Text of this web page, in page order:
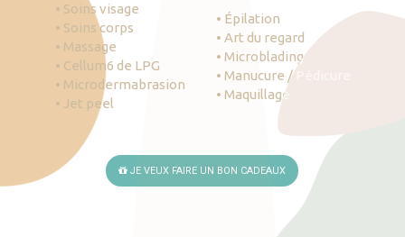
• Soins visage
• Soins corps
• Massage
• Cellum6 de LPG
• Microdermabrasion
• Jet peel
• Épilation
• Art du regard
• Microblading
• Manucure / Pédicure
• Maquillage
JE VEUX FAIRE UN BON CADEAUX